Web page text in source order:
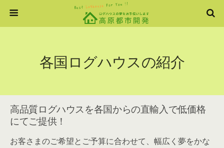
各国ログハウスの紹介
高品質ログハウスを各国からの直輸入で低価格
にてご提供！
お客さまのご希望とご予算に合わせて、幅広く夢をかな